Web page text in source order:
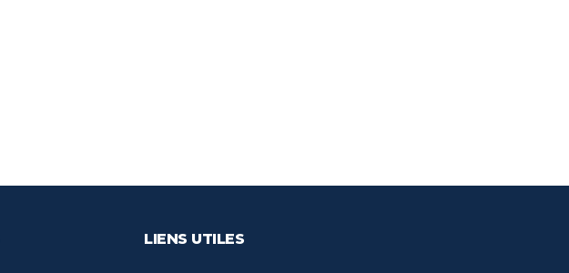
LIENS UTILES